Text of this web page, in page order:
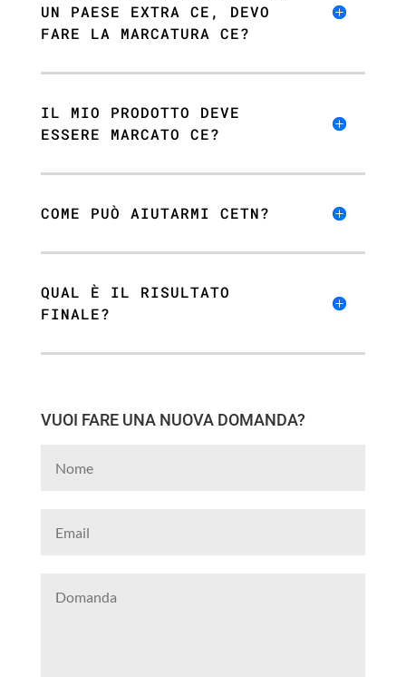
UN PAESE EXTRA CE, DEVO
FARE LA MARCATURA CE?
IL MIO PRODOTTO DEVE
ESSERE MARCATO CE?
COME PUÒ AIUTARMI CETN?
QUAL È IL RISULTATO
FINALE?
VUOI FARE UNA NUOVA DOMANDA?